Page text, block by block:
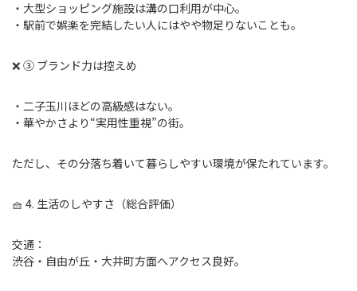
・大型ショッピング施設は溝の口利用が中心。
・駅前で娯楽を完結したい人にはやや物足りないことも。
❌ ③ ブランド力は控えめ
・二子玉川ほどの高級感はない。
・華やかさより“実用性重視”の街。
ただし、その分落ち着いて暮らしやすい環境が保たれています。
🧺 4. 生活のしやすさ（総合評価）
交通：
渋谷・自由が丘・大井町方面へアクセス良好。